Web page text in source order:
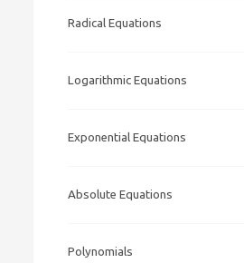
Radical Equations
Logarithmic Equations
Exponential Equations
Absolute Equations
Polynomials